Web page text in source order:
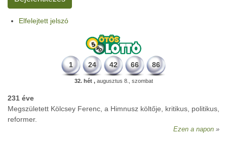
Elfelejtett jelszó
1 24 42 66 86
32. hét ,augusztus 8., szombat
231 éve
Megszületett Kölcsey Ferenc, a Himnusz költője, kritikus, politikus,
reformer.
Ezen a napon